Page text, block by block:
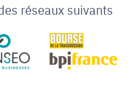
réseaux suivants